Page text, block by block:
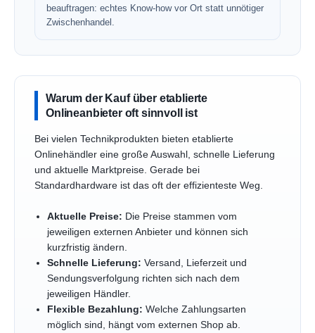
beauftragen: echtes Know-how vor Ort statt unnötiger
Zwischenhandel.
Warum der Kauf über etablierte
Onlineanbieter oft sinnvoll ist
Bei vielen Technikprodukten bieten etablierte
Onlinehändler eine große Auswahl, schnelle Lieferung
und aktuelle Marktpreise. Gerade bei
Standardhardware ist das oft der effizienteste Weg.
Aktuelle Preise: Die Preise stammen vom
jeweiligen externen Anbieter und können sich
kurzfristig ändern.
Schnelle Lieferung: Versand, Lieferzeit und
Sendungsverfolgung richten sich nach dem
jeweiligen Händler.
Flexible Bezahlung: Welche Zahlungsarten
möglich sind, hängt vom externen Shop ab.